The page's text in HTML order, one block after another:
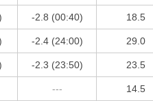
-2.8 (00:40) 18.5
-2.4 (24:00) 29.0
-2.3 (23:50) 23.5
--- 14.5